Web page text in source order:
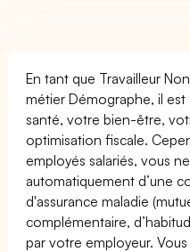
En tant que Travailleur
métier Démographe, il
santé, votre bien-être,
optimisation fiscale.
employés salariés, vous
automatiquement d’une
d'assurance maladie
complémentaire,
par votre employeur.